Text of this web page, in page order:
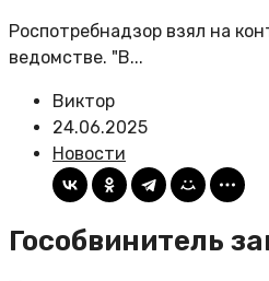
Роспотребнадзор взял на
ведомстве. "В...
Виктор
24.06.2025
Новости
Гособвинитель